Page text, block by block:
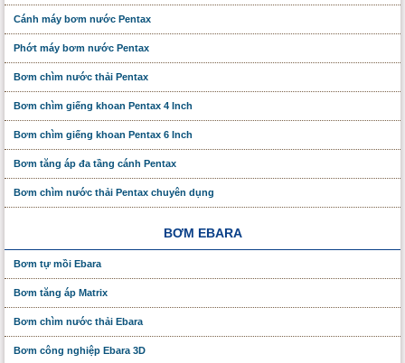
Cánh máy bơm nước Pentax
Phớt máy bơm nước Pentax
Bơm chìm nước thải Pentax
Bơm chìm giếng khoan Pentax 4 Inch
Bơm chìm giếng khoan Pentax 6 Inch
Bơm tăng áp đa tầng cánh Pentax
Bơm chìm nước thải Pentax chuyên dụng
BƠM EBARA
Bơm tự mồi Ebara
Bơm tăng áp Matrix
Bơm chìm nước thải Ebara
Bơm công nghiệp Ebara 3D